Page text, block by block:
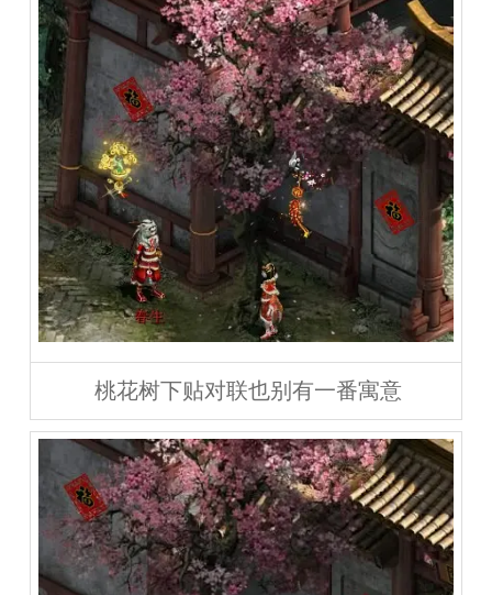
桃花树下贴对联也别有一番寓意